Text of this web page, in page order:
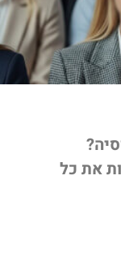
את כל